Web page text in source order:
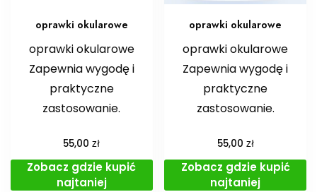
oprawki okularowe
oprawki okularowe
Zapewnia wygodę i
praktyczne
zastosowanie.
55,00zł
Zobacz gdzie kupić
najtaniej
oprawki okularowe
oprawki okularowe
Zapewnia wygodę i
praktyczne
zastosowanie.
55,00 zł
Zobacz gdzie kupić
najtaniej